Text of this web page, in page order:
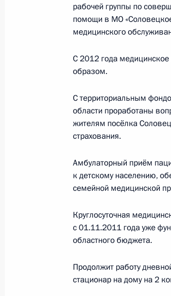
Руслан
Азербайджан
23 июля 2026 года, 19:00
В России во
Президента появится
по продвижению
за рубежом
рабочей группы по
помощи в МО
медицинского
С 2012 года
образом.
С территориальным
области проработаны
жителям посёлка
страхования.
Амбулаторный приём
к детскому населению,
семейной медицинской
Круглосуточная
с 01.11.2011 года уже
областного бюджета.
Продолжит работу
стационар на дому на 2